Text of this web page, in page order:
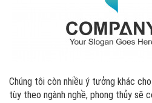
Chúng tôi còn nhiều ý tưởng khác
tùy theo ngành nghề, phong thủy sẽ